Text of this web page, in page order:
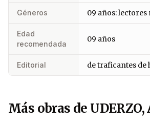
Géneros 09 años: lectores
Edad
recomendada
09 años
Editorial de traficantes de
Más obras de